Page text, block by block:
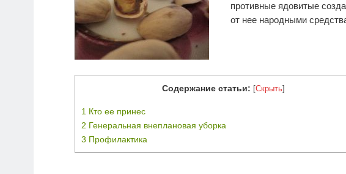
противные ядовитые
от нее народными
Содержание статьи: [Скрыть]
1 Кто ее принес
2 Генеральная внеплановая уборка
3 Профилактика